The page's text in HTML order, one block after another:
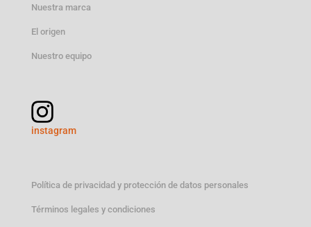
Nuestra marca
El origen
Nuestro equipo
instagram
Política de privacidad y protección de datos personales
Términos legales y condiciones